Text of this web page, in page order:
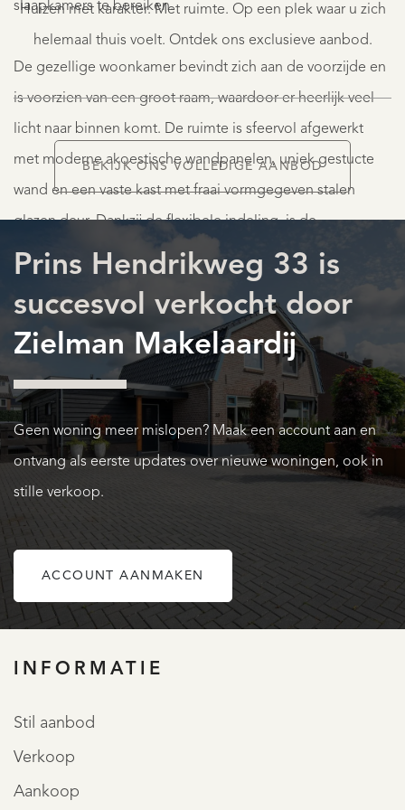
slaapkamers te bereiken.
De gezellige woonkamer bevindt zich aan de voorzijde en
is voorzien van een groot raam, waardoor er heerlijk veel
licht naar binnen komt. De ruimte is sfeervol afgewerkt
met moderne akoestische wandpanelen, uniek gestucte
wand en een vaste kast met fraai vormgegeven stalen
glazen deur. Dankzij de flexibele indeling, is de
woonkamer eenvoudig om te wisselen met de
tuingerichte eetkamer, afgestemd naar eigen woonwens.
Deze unieke keuken is op maat gemaakt en heeft een
speels indeling met diverse elementen die mooi op elkaar
aansluiten. De keuken biedt volop bergruimte en ruime
werkplek waardoor functionaliteit en gebruiksgemak hand
in hand gaan. Centraal in de keuken, het kookeiland met
eetbar, perfect voor gezellig samenzijn tijdens het koken.
Het kookeiland is voorzien van een inductiekookplaat en
design afzuigkap inclusief verlichting.
Daarnaast is er een apart element met gootsteen en
van airco en een lichtstraat en is stijlvol afgewerkt met een
Huizen met karakter. Met ruimte. Op een plek waar u zich
helemaal thuis voelt. Ontdek ons exclusieve aanbod.
839.000
BEKIJK ONS VOLLEDIGE AANBOD
Prins Hendrikweg 33 is
succesvol verkocht door
Zielman Makelaardij
Geen woning meer mislopen? Maak een account aan en
ontvang als eerste updates over nieuwe woningen, ook in
stille verkoop.
ACCOUNT AANMAKEN
INFORMATIE
Stil aanbod
Verkoop
Aankoop
AANBOD
OVER QUALIS